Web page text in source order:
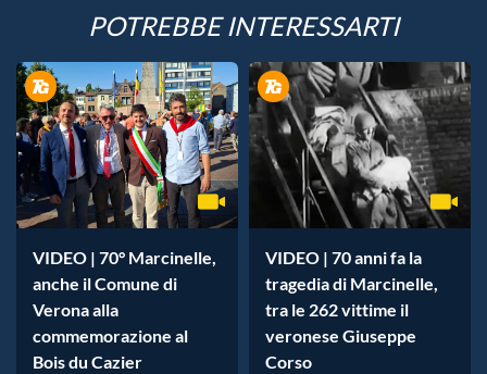
POTREBBE INTERESSARTI
VIDEO | 70° Marcinelle,
anche il Comune di
Verona alla
commemorazione al
Bois du Cazier
VIDEO | 70 anni fa la
tragedia di Marcinelle,
tra le 262 vittime il
veronese Giuseppe
Corso